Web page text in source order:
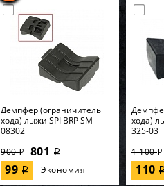
Демпфер (ограничитель
хода) лыжи SPI BRP SM-
08302
900i 801 i
99 i Экономия
хода)
325-03
1 100i
110